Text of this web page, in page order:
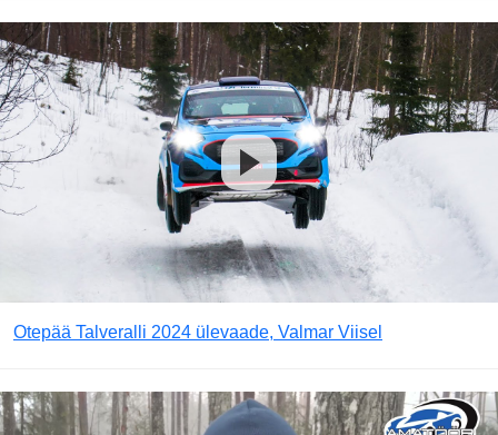
Otepää Talveralli 2024 ülevaade, Valmar Viisel